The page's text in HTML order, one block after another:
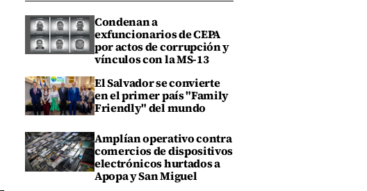
Condenan a
exfuncionarios de CEPA
por actos de corrupción y
vínculos con la MS-13
El Salvador se convierte
en el primer país "Family
Friendly" del mundo
Amplían operativo contra
comercios de dispositivos
electrónicos hurtados a
Apopa y San Miguel